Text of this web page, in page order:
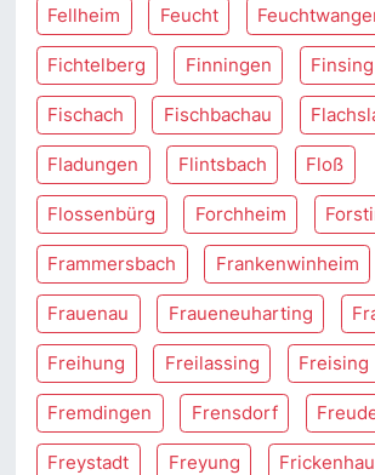
Fellheim Feucht
Fichtelberg Finningen Finsing
Fischach Fischbachau
Fladungen Flintsbach Floß
Flossenbürg Forchheim
Frammersbach Frankenwinheim
Frauenau Fraueneuharting
Freihung Freilassing Freising
Fremdingen Frensdorf
Freystadt Freyung